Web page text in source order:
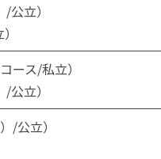
立）
ース/私立）
立）
/公立）